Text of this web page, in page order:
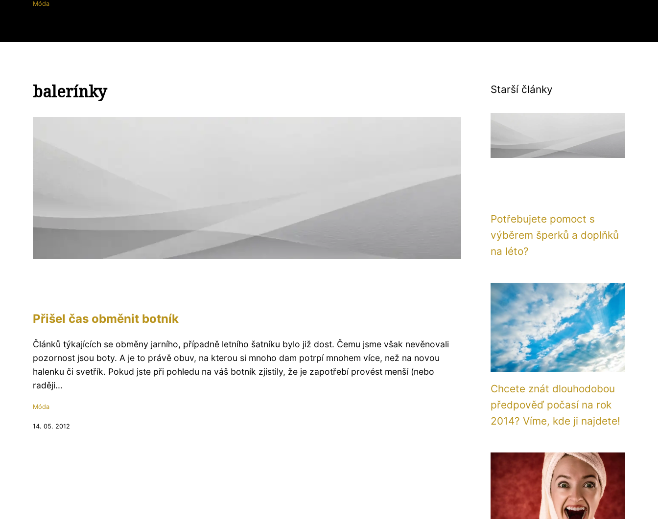
Móda
balerínky
Přišel čas obměnit botník
Článků týkajících se obměny jarního, případně letního šatníku bylo již dost. Čemu jsme však nevěnovali
pozornost jsou boty. A je to právě obuv, na kterou si mnoho dam potrpí mnohem více, než na novou
halenku či svetřík. Pokud jste při pohledu na váš botník zjistily, že je zapotřebí provést menší (nebo
raději...
Móda
14. 05. 2012
Starší články
Potřebujete pomoct s
výběrem šperků a doplňků
na léto?
Chcete znát dlouhodobou
předpověď počasí na rok
2014? Víme, kde ji najdete!